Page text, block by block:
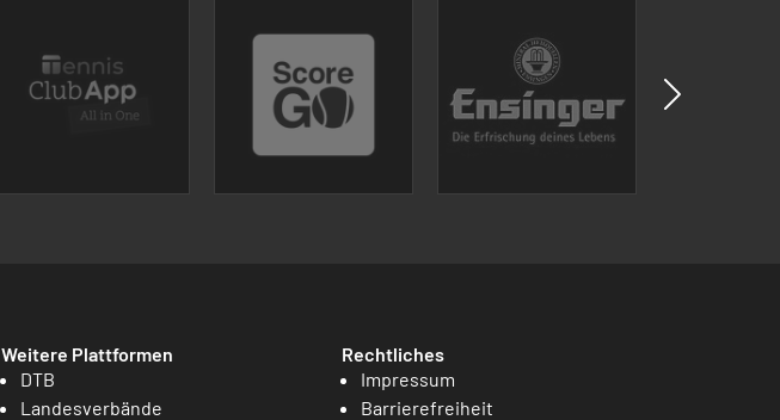
Weitere Plattformen
DTB
Landesverbände
Rechtliches
Impressum
Barrierefreiheit